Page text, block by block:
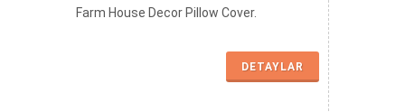
Farm House Decor Pillow Cover.
DETAYLAR